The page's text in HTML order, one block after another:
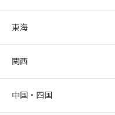
東海
関西
中国・四国